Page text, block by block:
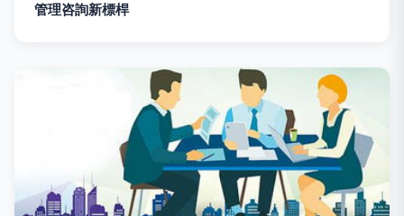
管理咨詢新標桿